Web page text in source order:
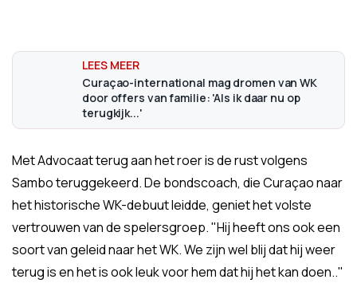
Curaçao-international mag dromen van WK
door offers van familie: 'Als ik daar nu op
terugkijk...'
Met Advocaat terug aan het roer is de rust volgens
Sambo teruggekeerd. De bondscoach, die Curaçao naar
het historische WK-debuut leidde, geniet het volste
vertrouwen van de spelersgroep. "Hij heeft ons ook een
soort van geleid naar het WK. We zijn wel blij dat hij weer
terug is en het is ook leuk voor hem dat hij het kan doen.."